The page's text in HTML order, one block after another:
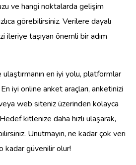
ve hangi noktalarda gelişim
görebilirsiniz. Verilere dayalı
ileriye taşıyan önemli bir adım
en iyi yolu, platformlar
En iyi online anket araçları, anketinizi
web siteniz üzerinden kolayca
kitlenize daha hızlı ulaşarak,
Unutmayın, ne kadar çok veri
kadar güvenilir olur!